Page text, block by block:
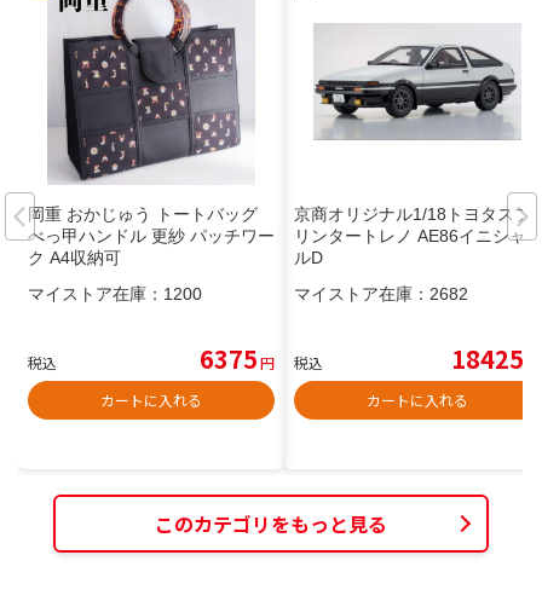
岡重 おかじゅう トートバッグ
べっ甲ハンドル 更紗 パッチワー
ク A4収納可
マイストア在庫： 1200
税込 6375円
カートに入れる
京商オリジナル1/18トヨタスプ
リンタートレノ AE86イニシャ
ルD
マイストア在庫： 2682
税込 18425
カートに入れる
このカテゴリをもっと見る